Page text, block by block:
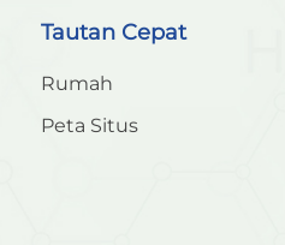
Tautan Cepat
Rumah
Peta Situs